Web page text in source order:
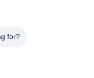
Lixin Rd, Rua
for?